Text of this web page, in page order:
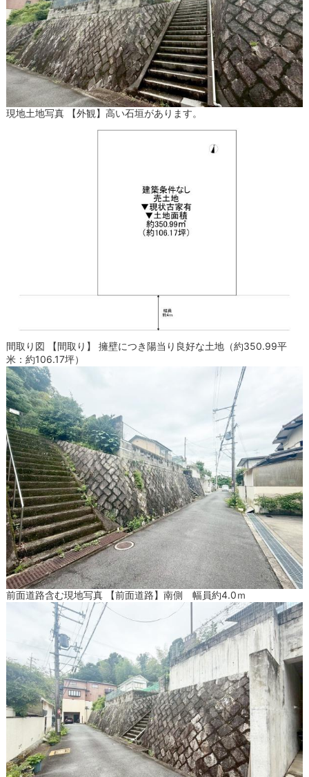
現地土地写真 【外観】高い石垣があります。
間取り図 【間取り】 擁壁につき陽当り良好な土地（約350.99平
米：約106.17坪）
前面道路含む現地写真 【前面道路】南側 幅員約4.0ｍ